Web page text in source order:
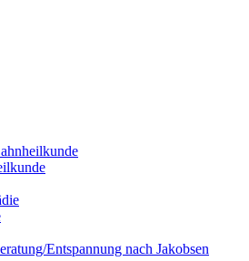
Entspannung nach Jakobsen